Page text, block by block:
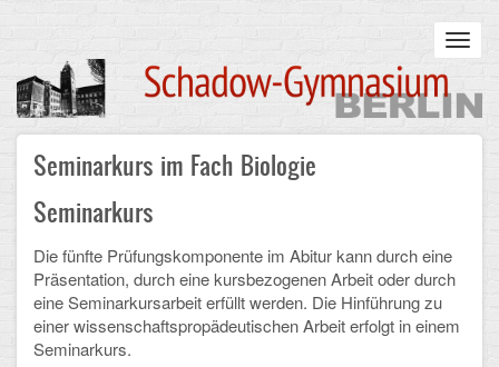
content
Main
navigation
STARTSEITE
UNSERE SCHULE
Infos zum Schulalltag
Was uns wichtig ist
Campus
Seminarkurs im Fach Biologie
Seminarkurs
Die fünfte Prüfungskomponente im Abitur kann durch eine
Präsentation, durch eine kursbezogenen Arbeit oder durch
eine Seminarkursarbeit erfüllt werden. Die Hinführung zu
einer wissenschaftspropädeutischen Arbeit erfolgt in einem
Seminarkurs.